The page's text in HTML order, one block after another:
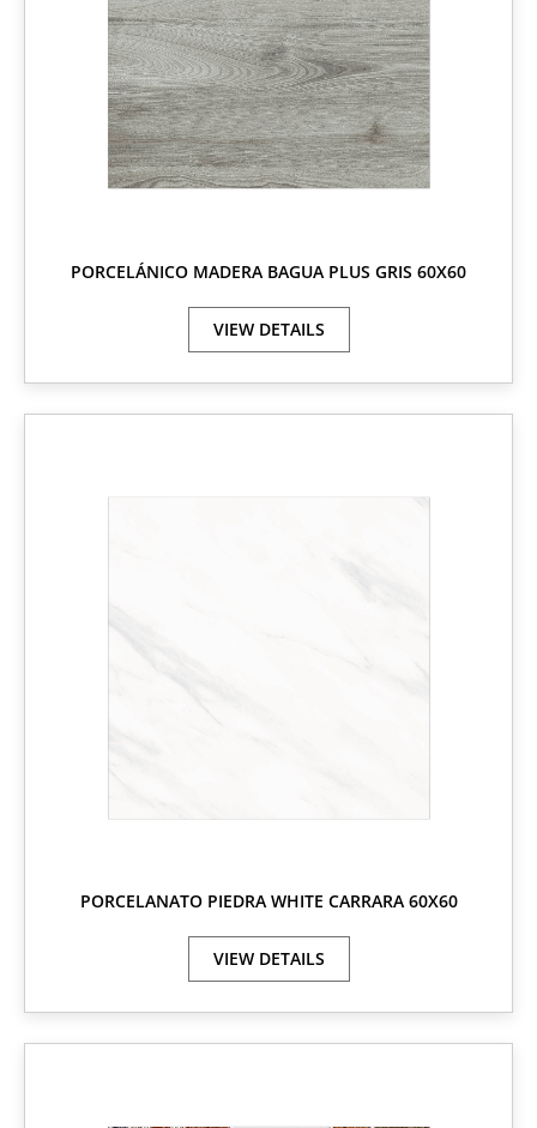
PORCELÁNICO MADERA BAGUA PLUS GRIS 60X60
VIEW DETAILS
PORCELANATO PIEDRA WHITE CARRARA 60X60
VIEW DETAILS